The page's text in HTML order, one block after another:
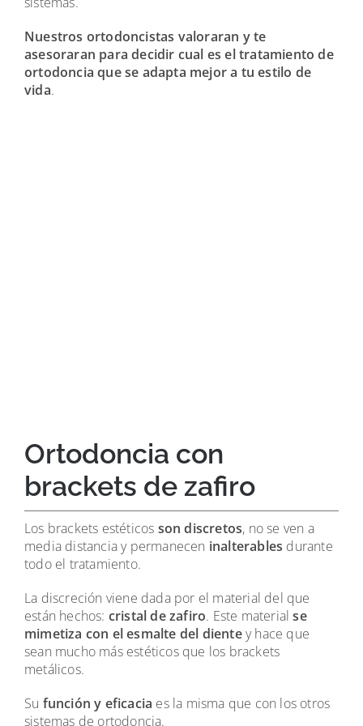
Nuestros ortodoncistas valoraran y te
asesoraran para decidir cual es el tratamiento de
ortodoncia que se adapta mejor a tu estilo de
vida.
Ortodoncia con
brackets de zafiro
Los brackets estéticos son discretos, no se ven a
media distancia y permanecen inalterables durante
todo el tratamiento.
La discreción viene dada por el material del que
están hechos: cristal de zafiro. Este materialse
mimetiza con el esmalte del dientey hace que
sean mucho más estéticos que los brackets
metálicos.
Su función y eficacia es la misma que con los otros
sistemas de ortodoncia.